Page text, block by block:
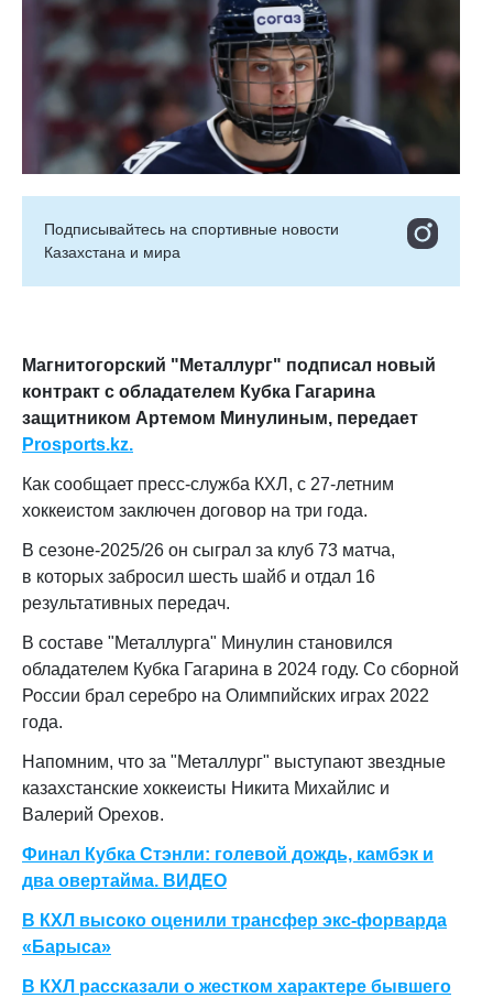
Подписывайтесь на cпортивные новости
Казахстана и мира
Магнитогорский "Металлург" подписал новый
контракт с обладателем Кубка Гагарина
защитником Артемом Минулиным, передает
Prosports.kz.
Как сообщает пресс‑служба КХЛ, с 27‑летним
хоккеистом заключен договор на три года.
В сезоне‑2025/26 он сыграл за клуб 73 матча,
в которых забросил шесть шайб и отдал 16
результативных передач.
В составе "Металлурга" Минулин становился
обладателем Кубка Гагарина в 2024 году. Со сборной
России брал серебро на Олимпийских играх 2022
года.
Напомним, что за "Металлург" выступают звездные
казахстанские хоккеисты Никита Михайлис и
Валерий Орехов.
Финал Кубка Стэнли: голевой дождь, камбэк и
два овертайма. ВИДЕО
В КХЛ высоко оценили трансфер экс-форварда
«Барыса»
В КХЛ рассказали о жестком характере бывшего